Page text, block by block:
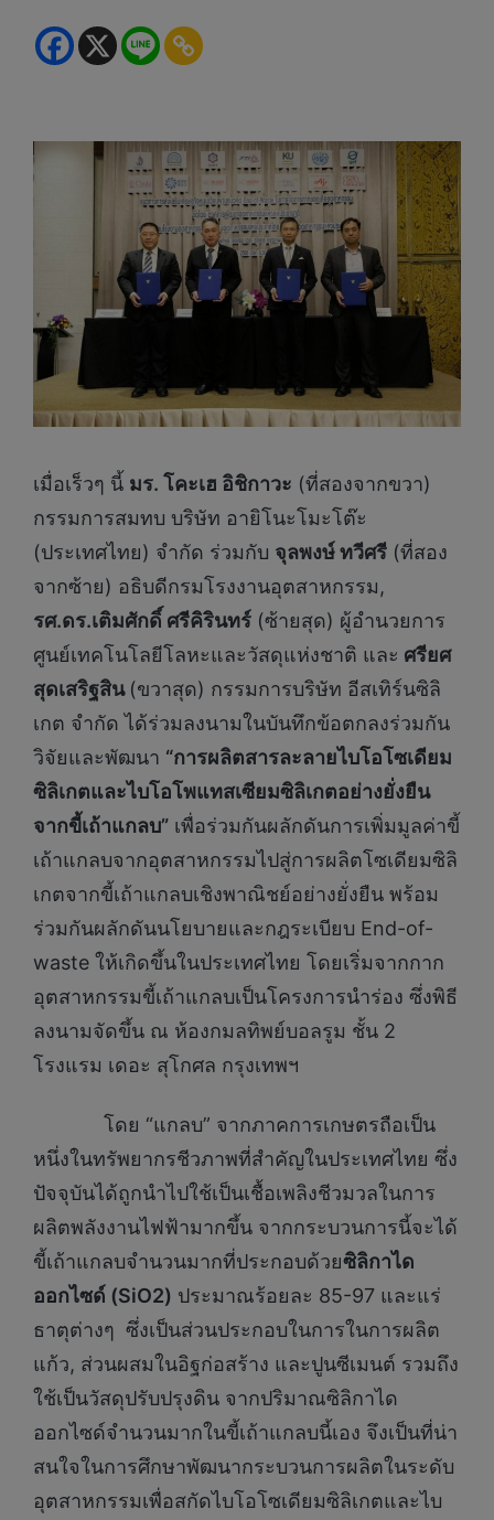
เมื่อเร็วๆ นี้ มร. โคะเฮ อิชิกาวะ (ที่สองจากขวา)
กรรมการสมทบ บริษัท อายิโนะโมะโต๊ะ
(ประเทศไทย) จำกัด ร่วมกับ จุลพงษ์ ทวีศรี (ที่สอง
จากซ้าย) อธิบดีกรมโรงงานอุตสาหกรรม,
รศ.ดร.เติมศักดิ์ ศรีคิรินทร์ (ซ้ายสุด) ผู้อำนวยการ
ศูนย์เทคโนโลยีโลหะและวัสดุแห่งชาติ และ ศรียศ
สุดเสริฐสิน (ขวาสุด) กรรมการบริษัท อีสเทิร์นซิลิ
เกต จำกัด ได้ร่วมลงนามในบันทึกข้อตกลงร่วมกัน
วิจัยและพัฒนา “การผลิตสารละลายไบโอโซเดียม
ซิลิเกตและไบโอโพแทสเซียมซิลิเกตอย่างยั่งยืน
จากขี้เถ้าแกลบ” เพื่อร่วมกันผลักดันการเพิ่มมูลค่าขี้
เถ้าแกลบจากอุตสาหกรรมไปสู่การผลิตโซเดียมซิลิ
เกตจากขี้เถ้าแกลบเชิงพาณิชย์อย่างยั่งยืน พร้อม
ร่วมกันผลักดันนโยบายและกฎระเบียบ End-of-
waste ให้เกิดขึ้นในประเทศไทย โดยเริ่มจากกาก
อุตสาหกรรมขี้เถ้าแกลบเป็นโครงการนำร่อง ซึ่งพิธี
ลงนามจัดขึ้น ณ ห้องกมลทิพย์บอลรูม ชั้น 2
โรงแรม เดอะ สุโกศล กรุงเทพฯ
โดย “แกลบ” จากภาคการเกษตรถือเป็น
หนึ่งในทรัพยากรชีวภาพที่สำคัญในประเทศไทย ซึ่ง
ปัจจุบันได้ถูกนำไปใช้เป็นเชื้อเพลิงชีวมวลในการ
ผลิตพลังงานไฟฟ้ามากขึ้น จากกระบวนการนี้จะได้
ขี้เถ้าแกลบจำนวนมากที่ประกอบด้วยซิลิกาได
ออกไซด์ (SiO2) ประมาณร้อยละ 85-97 และแร่
ธาตุต่างๆ ซึ่งเป็นส่วนประกอบในการในการผลิต
แก้ว, ส่วนผสมในอิฐก่อสร้าง และปูนซีเมนต์ รวมถึง
ใช้เป็นวัสดุปรับปรุงดิน จากปริมาณซิลิกาได
ออกไซด์จำนวนมากในขี้เถ้าแกลบนี้เอง จึงเป็นที่น่า
สนใจในการศึกษาพัฒนากระบวนการผลิตในระดับ
อุตสาหกรรมเพื่อสกัดไบโอโซเดียมซิลิเกตและไบ